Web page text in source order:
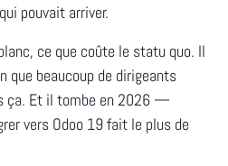
pouvait arriver.
ce que coûte le statu quo. Il
que beaucoup de dirigeants
ça. Et il tombe en 2026 —
vers Odoo 19 fait le plus de